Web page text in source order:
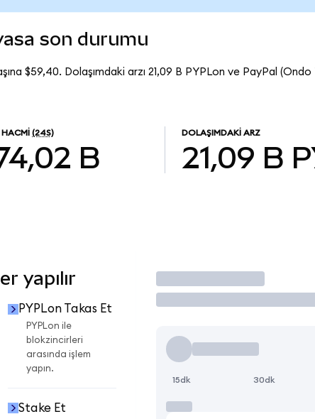
son durumu
$59,40. Dolaşımdaki arzı 21,09 B PYPLon ve PayPal
HACMI (24S)
B
DOLAŞIMDAKI ARZ
21,09 B
yapılır
PYPLon Takas Et
PYPLon ile
blokzincirleri
arasında işlem
yapın.
Stake Et
İşlem Yap
15dk 30dk